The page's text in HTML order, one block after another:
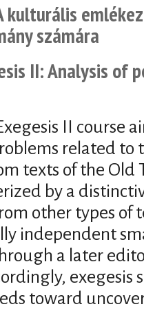
kulturális
számára
II: Analysis of
II course
related to
texts of the Old
by a
other types of
independent
a later
toward